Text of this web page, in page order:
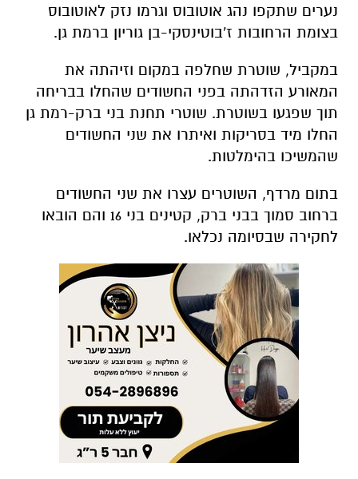
נערים שתקפו נהג אוטובוס וגרמו נזק לאוטובוס
בצומת הרחובות ז'בוטינסקי-בן גוריון ברמת גן.
במקביל, שוטרת שחלפה במקום וזיהתה את
המאורע הזדהתה בפני החשודים שהחלו בבריחה
תוך שפגעו בשוטרת. שוטרי תחנת בני ברק-רמת גן
החלו מיד בסריקות ואיתרו את שני החשודים
שהמשיכו בהימלטות.
בתום מרדף, השוטרים עצרו את שני החשודים
ברחוב סמוך בבני ברק, קטינים בני 16 והם הובאו
לחקירה שבסיומה נכלאו.